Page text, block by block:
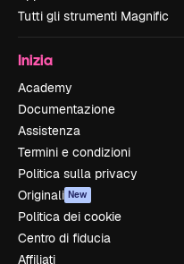
Tutti gli strumenti Magnific
Inizia
Academy
Documentazione
Assistenza
Termini e condizioni
Politica sulla privacy
Originali New
Politica dei cookie
Centro di fiducia
Affiliati